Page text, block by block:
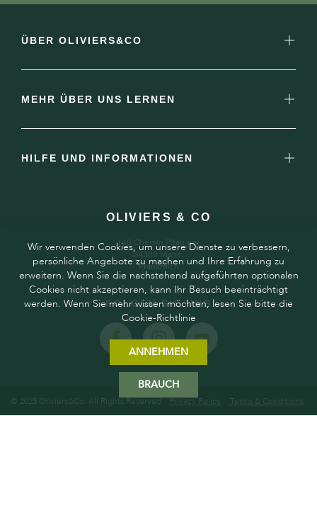
ÜBER OLIVIERS&CO
MEHR ÜBER UNS LERNEN
HILFE UND INFORMATIONEN
OLIVIERS & CO
160 Chemin Pitaugier,
04300 Mane,
Frankreich
FOLGEN SIE UNS
© 2025 Oliviers&Co. All Rights Reserved. Privacy Policy Terms & Conditions
Wir verwenden Cookies, um unsere Dienste zu verbessern,
persönliche Angebote zu machen und Ihre Erfahrung zu
erweitern. Wenn Sie die nachstehend aufgeführten optionalen
Cookies nicht akzeptieren, kann Ihr Besuch beeinträchtigt
werden. Wenn Sie mehr wissen möchten, lesen Sie bitte die
Cookie-Richtlinie
ANNEHMEN
BRAUCH